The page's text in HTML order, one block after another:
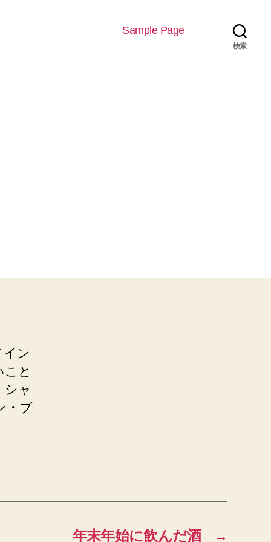
Sample Page
検索
ン
と
シャ
・ブ
→
年末年始に飲んだ酒